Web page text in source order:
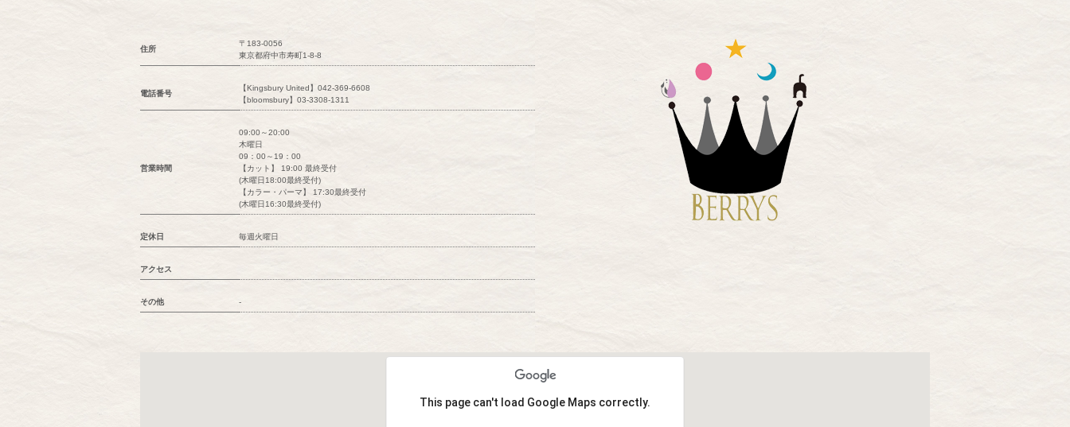
住所
〒183-0056
東京都府中市寿町1-8-8
電話番号
【Kingsbury United】042-369-6608
【bloomsbury】03-3308-1311
営業時間
09:00～20:00
木曜日
09：00～19：00
【カット】 19:00 最終受付
(木曜日18:00最終受付)
【カラー・パーマ】 17:30最終受付
(木曜日16:30最終受付)
定休日 毎週火曜日
アクセス
その他 -
This page can't load Google Maps correctly.